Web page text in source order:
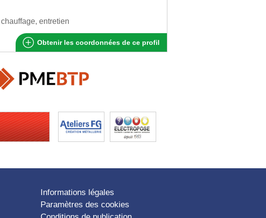
entretien
Obtenir les coordonnées de ce profil
Informations légales
Paramètres des cookies